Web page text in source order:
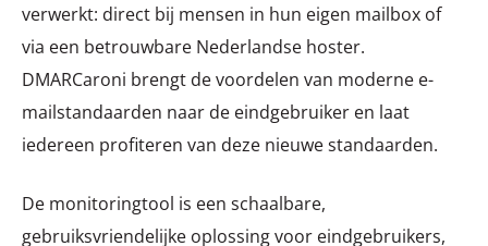
verwerkt: direct bij mensen in hun eigen mailbox of
via een betrouwbare Nederlandse hoster.
DMARCaroni brengt de voordelen van moderne e-
mailstandaarden naar de eindgebruiker en laat
iedereen profiteren van deze nieuwe standaarden.
De monitoringtool is een schaalbare,
gebruiksvriendelijke oplossing voor eindgebruikers,